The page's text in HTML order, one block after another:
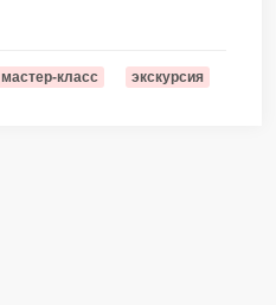
мастер-класс экскурсия